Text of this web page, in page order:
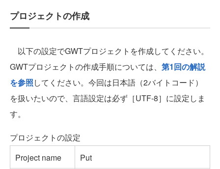
プロジェクトの作成
以下の設定でGWTプロジェクトを作成してください。
GWTプロジェクトの作成手順については、 第1回の解説
を参照してください。今回は日本語（2バイトコード）
を扱いたいので、言語設定は必ず［UTF-8］に設定しま
す。
プロジェクトの設定
Project name
Put